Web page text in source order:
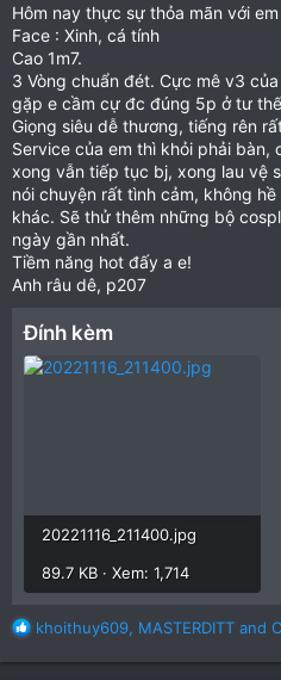
Hôm nay thực sự thỏa mãn với
Face : Xinh, cá tính
Cao 1m7.
3 Vòng chuẩn đét. Cực mê v3
gặp e cầm cự đc đúng 5p ở tư
Giọng siêu dễ thương, tiếng rên
Service của em thì khỏi phải bàn,
xong vẫn tiếp tục bj, xong lau vệ
nói chuyện rất tình cảm, không
khác. Sẽ thử thêm những bộ
ngày gần nhất.
Tiềm năng hot đấy a e!
Anh râu dê, p207
Đính kèm
20221116_211400.jpg
89.7 KB · Xem: 1,714
R
khoithuy609, MASTERDITT and